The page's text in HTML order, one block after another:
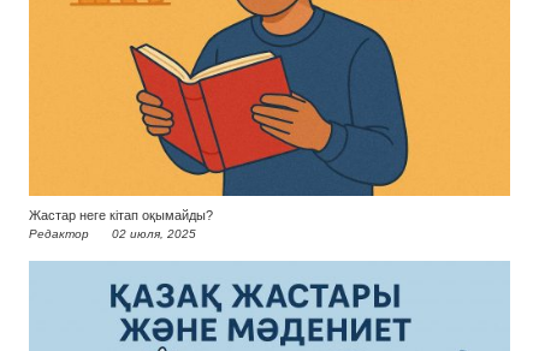
Жастар неге кітап оқымайды?
Редактор 02 июля, 2025